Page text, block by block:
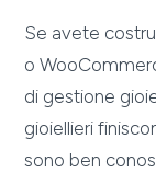
Se avete
o
di gestione
gioiellieri
sono ben